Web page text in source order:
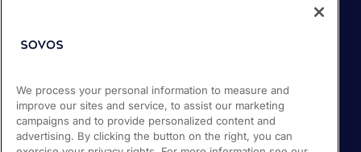
Prensa
Empleos
Soporte / Portal de clientes
We process your personal information to measure and
improve our sites and service, to assist our marketing
campaigns and to provide personalized content and
advertising. By clicking the button on the right, you can